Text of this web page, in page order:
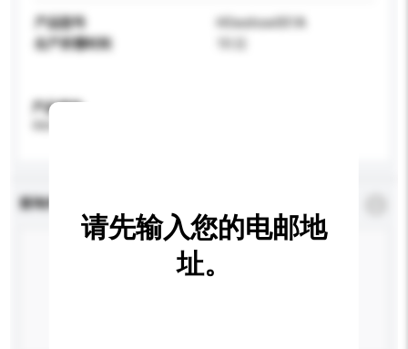
产品型号
HOwshow001A
生产所需时间
产品规格
查询内容
请先输入您的电邮地
址。